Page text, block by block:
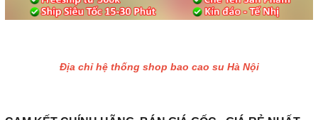
Địa chỉ hệ thống shop bao cao su Hà Nội